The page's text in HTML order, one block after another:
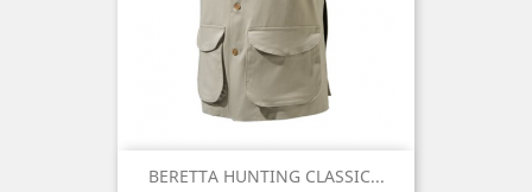
BERETTA HUNTING CLASSIC...